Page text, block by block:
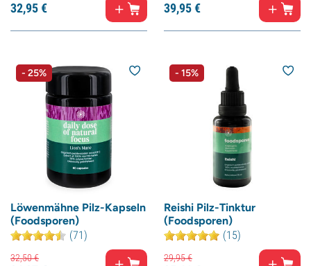
32,95€ 39,95€
- 25%
Löwenmähne Pilz-Kapseln
(Foodsporen)
(71)
32,50€
- 15%
Reishi Pilz-Tinktur
(Foodsporen)
(15)
29,95€